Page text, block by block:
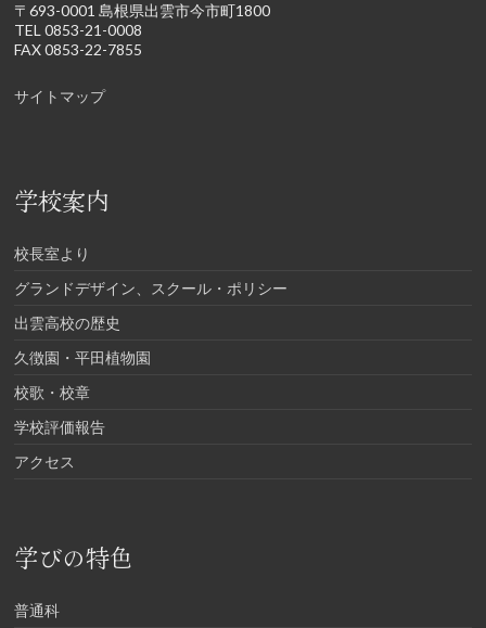
〒693-0001 島根県出雲市今市町1800
TEL 0853-21-0008
FAX 0853-22-7855
サイトマップ
学校案内
校長室より
グランドデザイン、スクール・ポリシー
出雲高校の歴史
久徴園・平田植物園
校歌・校章
学校評価報告
アクセス
学びの特色
普通科